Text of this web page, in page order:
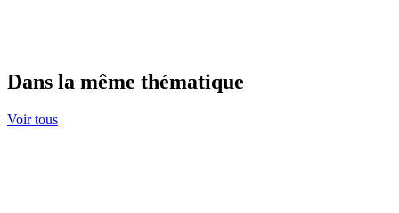
Dans la même thématique
Voir tous